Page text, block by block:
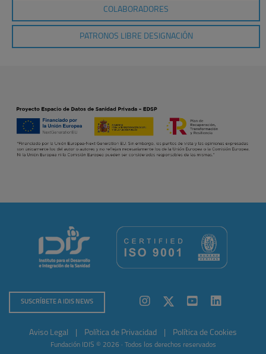
COLABORADORES
PATRONOS LIBRE DESIGNACIÓN
SUSCRÍBETE A IDIS NEWS
Aviso Legal Política de Privacidad Política de Cookies
Fundación IDIS © 2026 · Todos los derechos reservados